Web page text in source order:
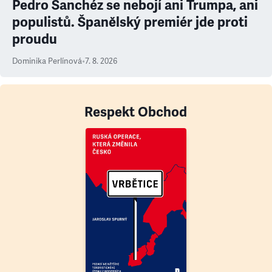
Pedro Sanchéz se nebojí ani Trumpa, ani
populistů. Španělský premiér jde proti
proudu
Dominika Perlínová•7. 8. 2026
Respekt Obchod